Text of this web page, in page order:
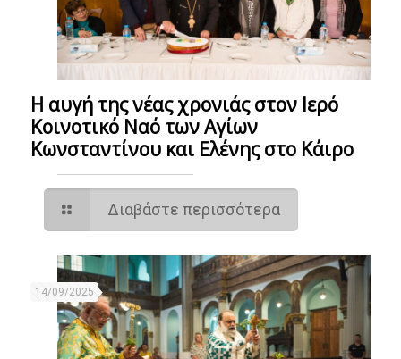
Η αυγή της νέας χρονιάς στον Ιερό
Κοινοτικό Ναό των Αγίων
Κωνσταντίνου και Ελένης στο Κάιρο
Διαβάστε περισσότερα
14/09/2025